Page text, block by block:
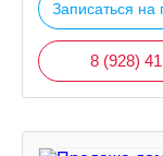
Записаться на
8 (928)